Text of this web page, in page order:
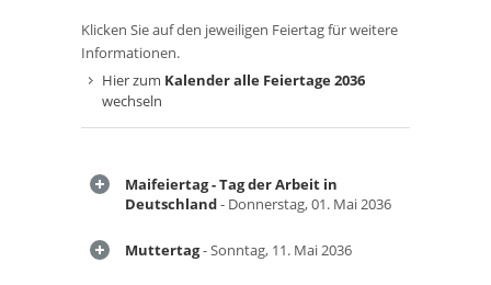
Klicken Sie auf den jeweiligen Feiertag für weitere
Informationen.
Hier zum Kalender alle Feiertage 2036
wechseln
Maifeiertag - Tag der Arbeit in
Deutschland- Donnerstag, 01. Mai 2036
Muttertag- Sonntag, 11. Mai 2036